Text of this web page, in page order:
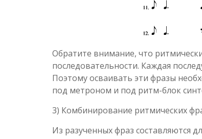
Обратите внимание, что
последовательности. Каждая
Поэтому осваивать эти фразы
под метроном и под ритм-блок
3) Комбинирование ритмических
Из разученных фраз составляются